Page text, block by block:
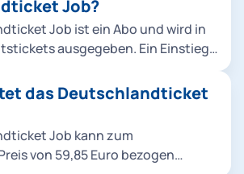
Job?
Job ist ein Abo und wird in
ausgegeben. Ein Einstieg
Job-Abo ist ein unbefristetes
monatlich verlängert wird,
für den
Das Ticket ist bundesweit im
das Deutschlandticket
Job kann zum
von 59,85 Euro bezogen